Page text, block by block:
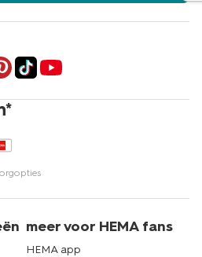
ligt. Koop jij graag
op de bank te hangen,
Bekijk dan ook eens onze
Deze zachte huispakken zullen
om fitter te worden? Lees dan
sporten
geval niet liggen! Echt HEMA.
meer voor HEMA fans
HEMA app